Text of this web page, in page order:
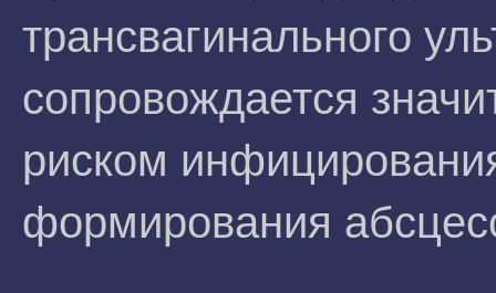
трансвагинального
сопровождается
риском
формирования